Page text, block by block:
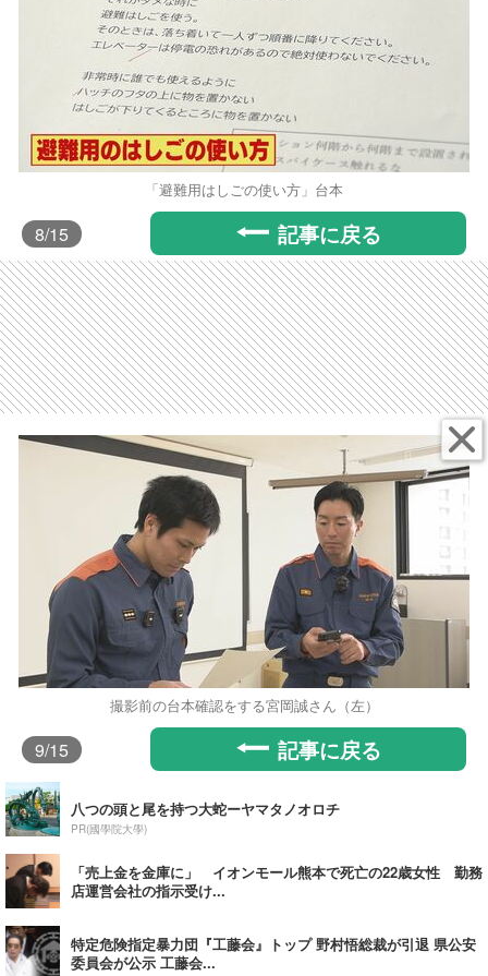
「避難用はしごの使い方」台本
8/15 記事に戻る
撮影前の台本確認をする宮岡誠さん（左）
9/15 記事に戻る
八つの頭と尾を持つ大蛇ーヤマタノオロチ
PR(國學院大學)
「売上金を金庫に」 イオンモール熊本で死亡の22歳女性 勤務
店運営会社の指示受け...
特定危険指定暴力団『工藤会』トップ 野村悟総裁が引退 県公安
委員会が公示 工藤会...